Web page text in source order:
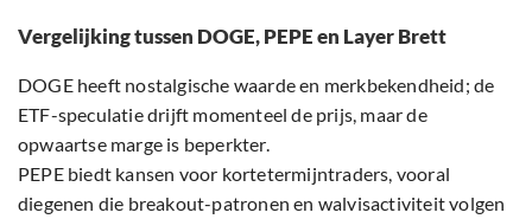
Vergelijking tussen DOGE, PEPE en Layer Brett
DOGE heeft nostalgische waarde en merkbekendheid; de
ETF-speculatie drijft momenteel de prijs, maar de
opwaartse marge is beperkter.
PEPE biedt kansen voor kortetermijntraders, vooral
diegenen die breakout-patronen en walvisactiviteit volgen